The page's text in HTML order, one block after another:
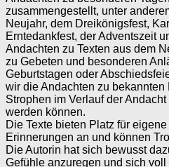
zusammengestellt, unter
Neujahr, dem Dreikönigsfest,
Erntedankfest, der Adventszeit
Andachten zu Texten aus dem
zu Gebeten und besonderen
Geburtstagen oder
wir die Andachten zu
Strophen im Verlauf der
werden können.
Die Texte bieten Platz für
Erinnerungen an und können
Die Autorin hat sich bewusst
Gefühle anzuregen und sich